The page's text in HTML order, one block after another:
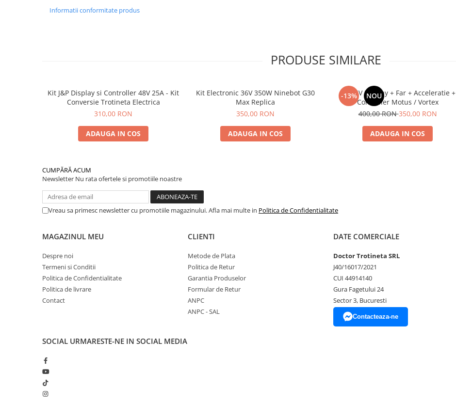
Informatii conformitate produs
PRODUSE SIMILARE
Kit J&P Display si Controller 48V 25A - Kit
Conversie Trotineta Electrica
310,00 RON
ADAUGA IN COS
Kit Electronic 36V 350W Ninebot G30
Max Replica
350,00 RON
ADAUGA IN COS
-13% NOU
Kit 36V Display + Far + Acceleratie +
Controller Motus / Vortex
400,00 RON350,00 RON
ADAUGA IN COS
CUMPĂRĂ ACUM
Newsletter Nu rata ofertele si promotiile noastre
Vreau sa primesc newsletter cu promotiile magazinului. Afla mai multe in Politica de Confidentialitate
MAGAZINUL MEU
Despre noi
Termeni si Conditii
Politica de Confidentialitate
Politica de livrare
Contact
CLIENTI
Metode de Plata
Politica de Retur
Garantia Produselor
Formular de Retur
ANPC
ANPC - SAL
DATE COMERCIALE
Doctor Trotineta SRL
J40/16017/2021
CUI 44914140
Gura Fagetului 24
Sector 3, Bucuresti
Contacteaza-ne
SOCIAL URMARESTE-NE IN SOCIAL MEDIA